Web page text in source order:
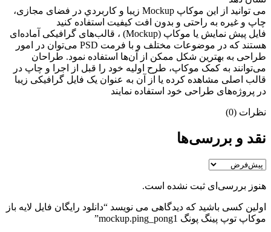
می توانيد از اين موکاپ Mockup زيبا و کاربردي در فضای مجازی،
چاپ و غيره به راحتی و بدون افت کيفيت استفاده کنيد
فایل پیش نمایش یا موکاپ (Mockup) ، قالب‌های گرافیکی آماده‌ای
هستند که در موضوعات مختلف و با فرمت PSD می‌توان در امور
طراحی به بهترین شکل ممکن از آن‌ها استفاده نمود. طراحان
می‌توانند به کمک موکاپ، طرح اولیه خود را قبل از اجرا و چاپ در
قالب اصلی مشاهده کرده یا از آن به عنوان یک فایل گرافیکی زیبا
در پروژه‌های طراحی خود استفاده نمایند
نظرات (0)
نقد و بررسی‌ها
هنوز بررسی‌ای ثبت نشده است.
اولین کسی باشید که دیدگاهی می نویسد “دانلود رایگان فایل لایه باز
موکاپ توپ پینگ پونگ mockup.ping_pong1”